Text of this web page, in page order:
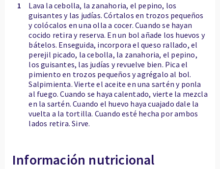
1
Lava la cebolla, la zanahoria, el pepino, los
guisantes y las judías. Córtalos en trozos pequeños
y colócalos en una olla a cocer. Cuando se hayan
cocido retira y reserva. En un bol añade los huevos y
bátelos. Enseguida, incorpora el queso rallado, el
perejil picado, la cebolla, la zanahoria, el pepino,
los guisantes, las judías y revuelve bien. Pica el
pimiento en trozos pequeños y agrégalo al bol.
Salpimienta. Vierte el aceite en una sartén y ponla
al fuego. Cuando se haya calentado, vierte la mezcla
en la sartén. Cuando el huevo haya cuajado dale la
vuelta a la tortilla. Cuando esté hecha por ambos
lados retira. Sirve.
Información nutricional